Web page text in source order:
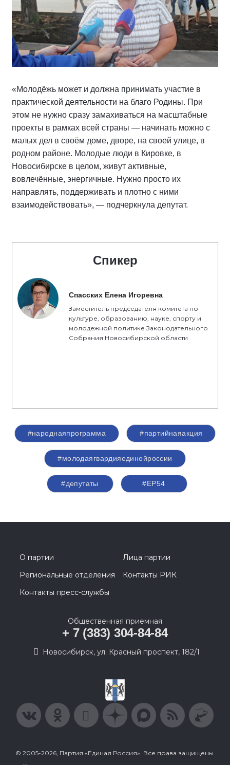
«Молодёжь может и должна принимать участие в
практической деятельности на благо Родины. При
этом не нужно сразу замахиваться на масштабные
проекты в рамках всей страны — начинать можно с
малых дел в своём доме, дворе, на своей улице, в
родном районе. Молодые люди в Кировке, в
Новосибирске в целом, живут активные,
вовлечённые, энергичные. Нужно просто их
направлять, поддерживать и плотно с ними
взаимодействовать», — подчеркнула депутат.
Спикер
Спасских Елена Игоревна
Заместитель председателя комитета по
культуре, образованию, науке, спорту и
молодежной политике Законодательного
Собрания Новосибирской области
#народнаяпрограмма #партийнаяакция
#молодаягвардияединойроссии
#депутаты #ЕР54
О партии
Лица партии
Региональные отделения
Контакты РИК
Контакты пресс-службы
Общественная приемная
+ 7 (383) 304-84-84
Новосибирск, ул. Красный проспект, 182/1
© 2005-2026, Партия «Единая Россия». Все права защищены.